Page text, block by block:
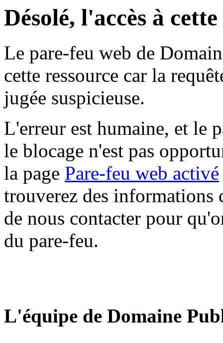
Désolé, l'accès à
Le pare-feu web de
cette ressource car la
jugée suspicieuse.
L'erreur est humaine, et le
le blocage n'est pas
la page Pare-feu web activé
trouverez des informations
de nous contacter pour
du pare-feu.
L'équipe de Domaine